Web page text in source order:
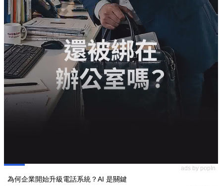
ads by popIn
為何企業開始升級電話系統？AI 是關鍵